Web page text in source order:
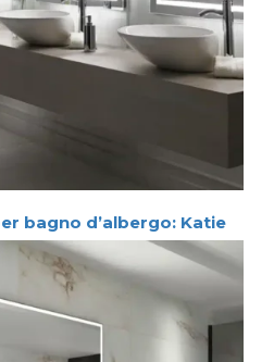
bagno d’albergo: Katie